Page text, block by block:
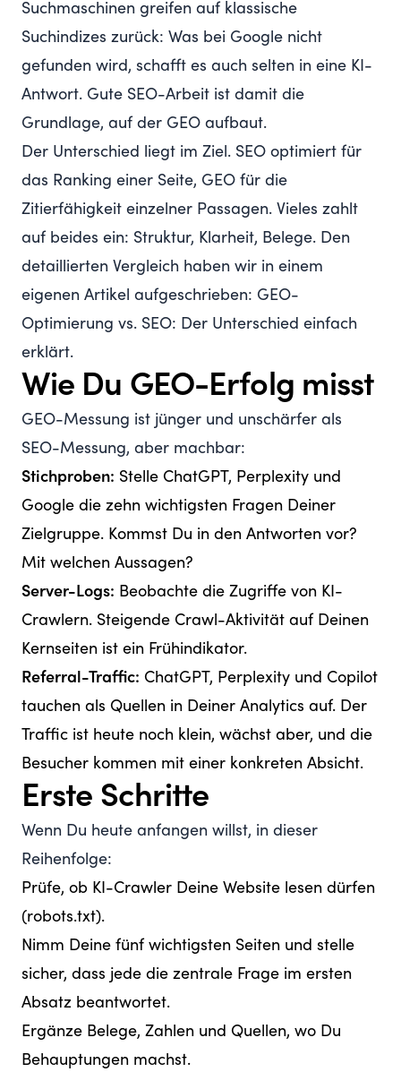
Suchmaschinen greifen auf klassische
Suchindizes zurück: Was bei Google nicht
gefunden wird, schafft es auch selten in eine KI-
Antwort. Gute SEO-Arbeit ist damit die
Grundlage, auf der GEO aufbaut.
Der Unterschied liegt im Ziel. SEO optimiert für
das Ranking einer Seite, GEO für die
Zitierfähigkeit einzelner Passagen. Vieles zahlt
auf beides ein: Struktur, Klarheit, Belege. Den
detaillierten Vergleich haben wir in einem
eigenen Artikel aufgeschrieben: GEO-
Optimierung vs. SEO: Der Unterschied einfach
erklärt.
Wie Du GEO-Erfolg misst
GEO-Messung ist jünger und unschärfer als
SEO-Messung, aber machbar:
Stichproben: Stelle ChatGPT, Perplexity und
Google die zehn wichtigsten Fragen Deiner
Zielgruppe. Kommst Du in den Antworten vor?
Mit welchen Aussagen?
Server-Logs: Beobachte die Zugriffe von KI-
Crawlern. Steigende Crawl-Aktivität auf Deinen
Kernseiten ist ein Frühindikator.
Referral-Traffic: ChatGPT, Perplexity und Copilot
tauchen als Quellen in Deiner Analytics auf. Der
Traffic ist heute noch klein, wächst aber, und die
Besucher kommen mit einer konkreten Absicht.
Erste Schritte
Wenn Du heute anfangen willst, in dieser
Reihenfolge:
Prüfe, ob KI-Crawler Deine Website lesen dürfen
(robots.txt).
Nimm Deine fünf wichtigsten Seiten und stelle
sicher, dass jede die zentrale Frage im ersten
Absatz beantwortet.
Ergänze Belege, Zahlen und Quellen, wo Du
Behauptungen machst.